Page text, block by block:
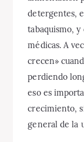
detergentes,
tabaquismo,
médicas. A
crecen»
perdiendo
eso es
crecimiento,
general de la